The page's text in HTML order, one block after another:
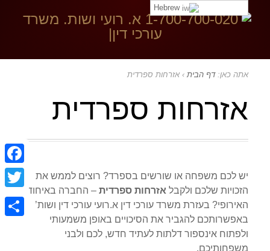
בקר ב:
אתה כאן:דף הבית› אזרחות ספרדית
אזרחות ספרדית
יש לכם משפחה או שורשים בספרד? רוצים לממש את
הזכויות שלכם ולקבל אזרחות ספרדית– החברה באיחוד
האירופי? בעזרת משרד עורכי דין א.רועי עורכי דין ושות’
באפשרותכם להגביר את הסיכויים באופן משמעותי
ולפתוח אינספור דלתות לעתיד חדש, לכם ולבני
משפחותיכם.
Hebrew